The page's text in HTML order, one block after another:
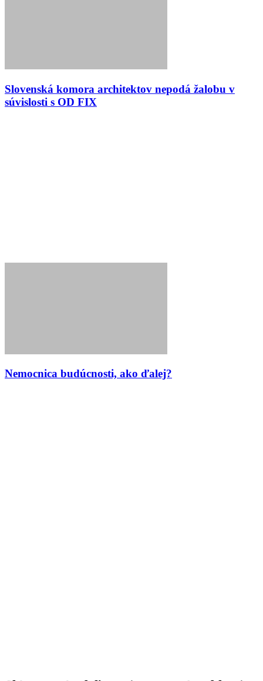
Slovenská komora architektov nepodá žalobu v
súvislosti s OD FIX
Nemocnica budúcnosti, ako ďalej?